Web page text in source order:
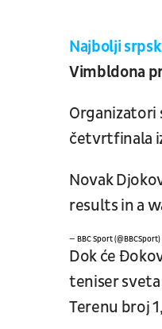
Najbolji
Vimbldona
Organizatori
četvrtfinala
Novak
results in a
— BBC Sport (@BBCSport)
Dok će
teniser
Terenu broj